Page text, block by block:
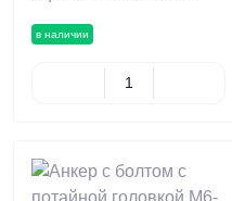
в наличии